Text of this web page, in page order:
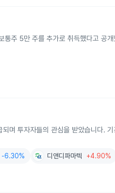
주 5만 주를 추가로 취득했다고 공
며 투자자들의 관심을 받았습니다. 기
-6.30% 디앤디파마텍 +4.90%